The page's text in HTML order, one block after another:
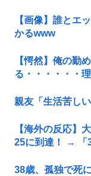
【画像】誰とエ
かるwww
【愕然】俺の勤
る・・・・・・
親友「生活苦し
【海外の反応】
25に到達！ → 「
38歳、孤独で死